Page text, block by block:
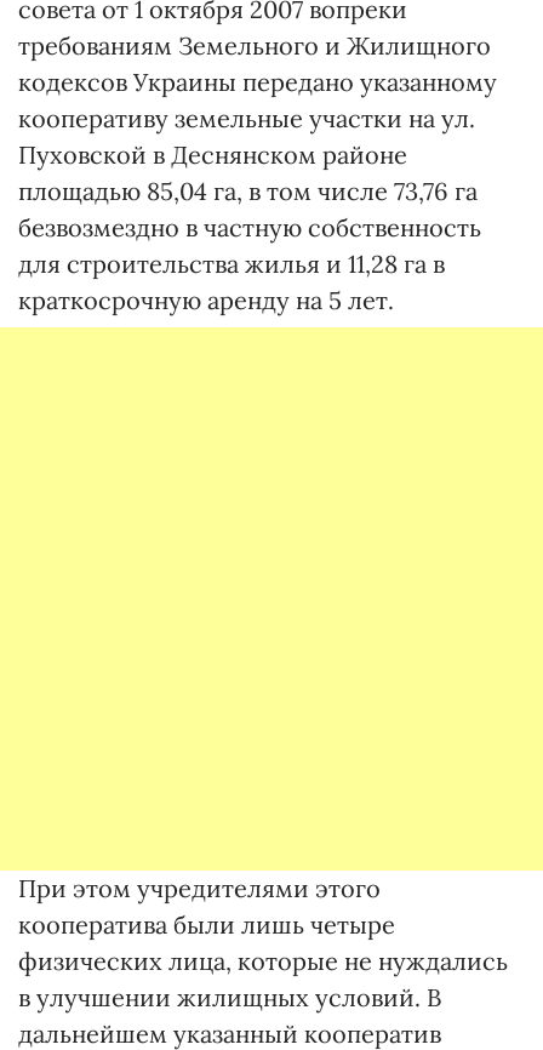
совета от 1 октября 2007 вопреки
требованиям Земельного и Жилищного
кодексов Украины передано указанному
кооперативу земельные участки на ул.
Пуховской в ​​Деснянском районе
площадью 85,04 га, в том числе 73,76 га
безвозмездно в частную собственность
для строительства жилья и 11,28 га в
краткосрочную аренду на 5 лет.
При этом учредителями этого
кооператива были лишь четыре
физических лица, которые не нуждались
в улучшении жилищных условий. В
дальнейшем указанный кооператив